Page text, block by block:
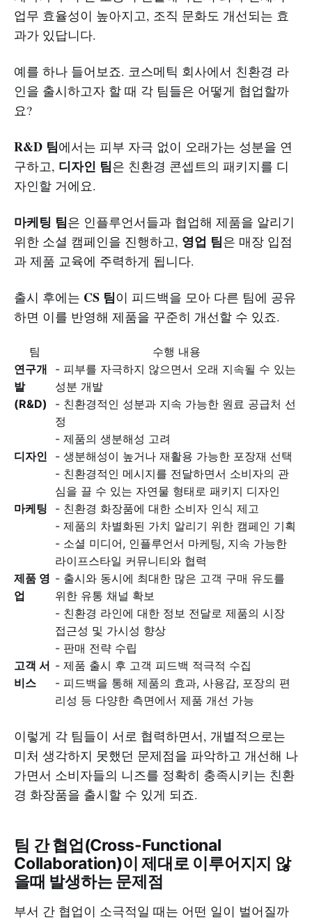
업무 효율성이 높아지고, 조직 문화도 개선되는 효
과가 있답니다.
예를 하나 들어보죠. 코스메틱 회사에서 친환경 라
인을 출시하고자 할 때 각 팀들은 어떻게 협업할까
요?
R&D 팀에서는 피부 자극 없이 오래가는 성분을 연
구하고, 디자인 팀은 친환경 콘셉트의 패키지를 디
자인할 거에요.
마케팅 팀은 인플루언서들과 협업해 제품을 알리기
위한 소셜 캠페인을 진행하고, 영업 팀은 매장 입점
과 제품 교육에 주력하게 됩니다.
출시 후에는 CS 팀이 피드백을 모아 다른 팀에 공유
하면 이를 반영해 제품을 꾸준히 개선할 수 있죠.
팀
수행 내용
연구개
발
(R&D)
- 피부를 자극하지 않으면서 오래 지속될 수 있는
성분 개발
- 친환경적인 성분과 지속 가능한 원료 공급처 선
정
- 제품의 생분해성 고려
디자인
- 생분해성이 높거나 재활용 가능한 포장재 선택
- 친환경적인 메시지를 전달하면서 소비자의 관
심을 끌 수 있는 자연물 형태로 패키지 디자인
마케팅
- 친환경 화장품에 대한 소비자 인식 제고
- 제품의 차별화된 가치 알리기 위한 캠페인 기획
- 소셜 미디어, 인플루언서 마케팅, 지속 가능한
라이프스타일 커뮤니티와 협력
제품 영
업
- 출시와 동시에 최대한 많은 고객 구매 유도를
위한 유통 채널 확보
- 친환경 라인에 대한 정보 전달로 제품의 시장
접근성 및 가시성 향상
- 판매 전략 수립
고객 서
비스
- 제품 출시 후 고객 피드백 적극적 수집
- 피드백을 통해 제품의 효과, 사용감, 포장의 편
리성 등 다양한 측면에서 제품 개선 가능
이렇게 각 팀들이 서로 협력하면서, 개별적으로는
미처 생각하지 못했던 문제점을 파악하고 개선해 나
가면서 소비자들의 니즈를 정확히 충족시키는 친환
경 화장품을 출시할 수 있게 되죠.
팀 간 협업(Cross-Functional
Collaboration)이 제대로 이루어지지 않
을때 발생하는 문제점
부서 간 협업이 소극적일 때는 어떤 일이 벌어질까